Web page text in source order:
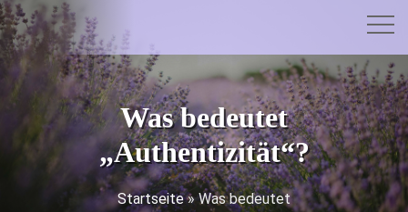
Was bedeutet
„Authentizität“?
Startseite»Was bedeutet